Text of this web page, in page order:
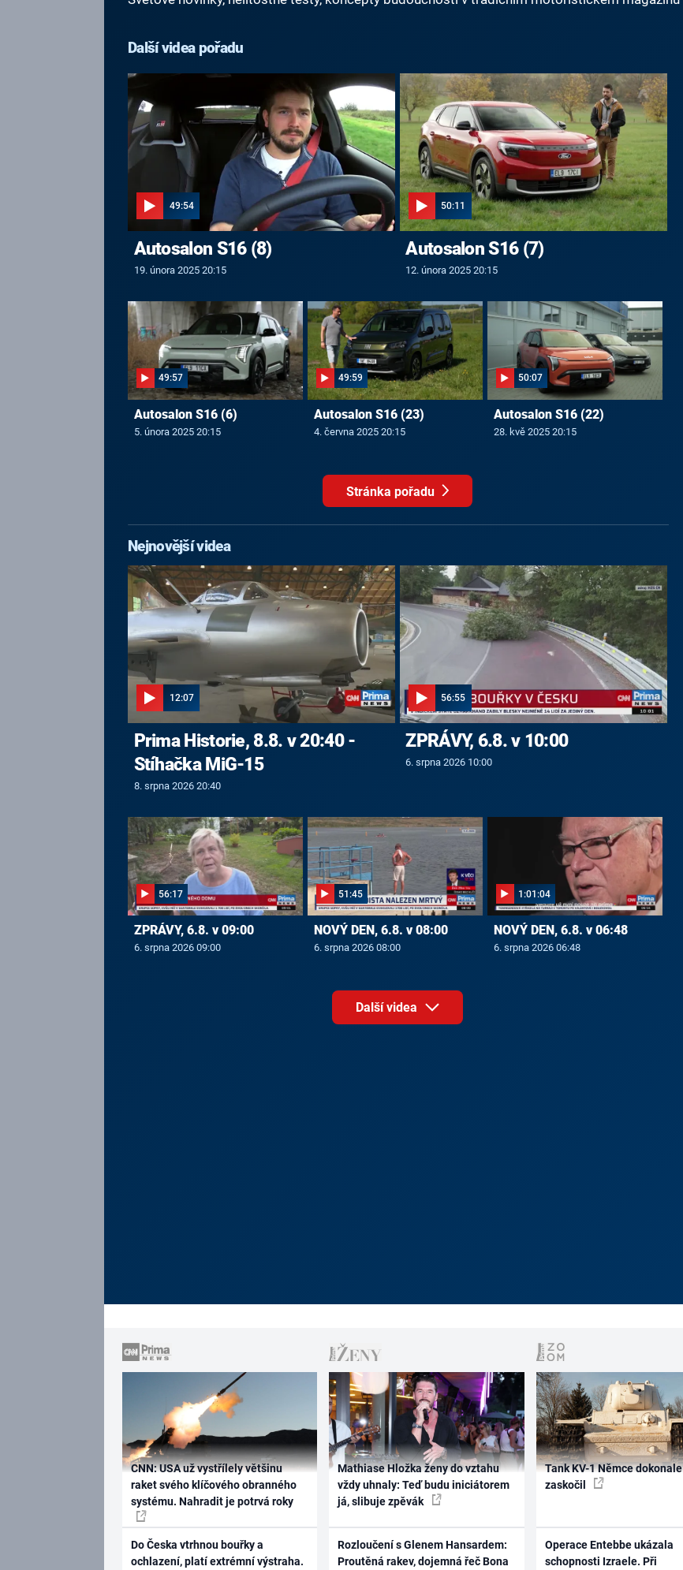
Další videa pořadu
49:54
Autosalon S16 (8)
19. února 2025 20:15
50:11
Autosalon S16 (7)
12. února 2025 20:15
49:57
Autosalon S16 (6)
5. února 2025 20:15
49:59
Autosalon S16 (23)
4. června 2025 20:15
50:07
Autosalon S16 (22)
28. kvě 2025 20:15
Stránka pořadu
Nejnovější videa
12:07
Prima Historie, 8.8. v 20:40 -
Stíhačka MiG-15
8. srpna 2026 20:40
56:55
ZPRÁVY, 6.8. v 10:00
6. srpna 2026 10:00
56:17
ZPRÁVY, 6.8. v 09:00
6. srpna 2026 09:00
51:45
NOVÝ DEN, 6.8. v 08:00
6. srpna 2026 08:00
1:01:04
NOVÝ DEN, 6.8. v 06:48
6. srpna 2026 06:48
Další videa
CNN: USA už vystřílely většinu
raket svého klíčového obranného
systému. Nahradit je potrvá roky
Do Česka vtrhnou bouřky a
ochlazení, platí extrémní výstraha.
Mathiase Hložka ženy do vztahu
vždy uhnaly: Teď budu iniciátorem
já, slibuje zpěvák
Rozloučení s Glenem Hansardem:
Proutěná rakev, dojemná řeč Bona
Tank KV-1 Němce dokonale
zaskočil
Operace Entebbe ukázala
schopnosti Izraele. Při